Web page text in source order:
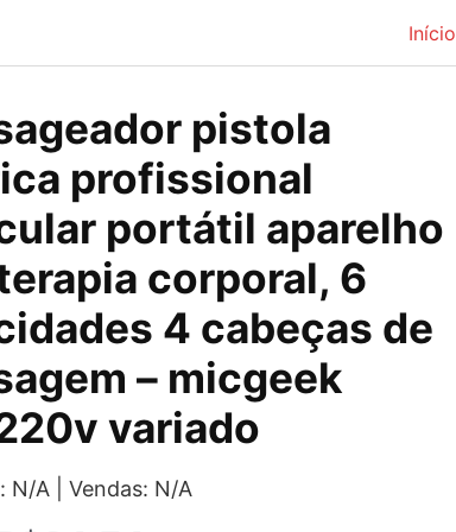
Início
pistola
profissional
portátil aparelho
corporal, 6
4 cabeças de
– micgeek
variado
N/A | Vendas: N/A
O
preço
atual
é:
R$34,54.